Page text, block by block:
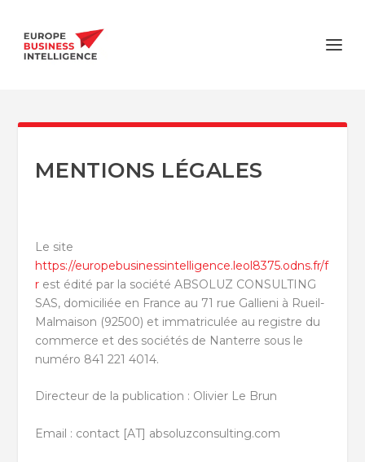
MENTIONS LÉGALES
Le site
https://europebusinessintelligence.leol8375.odns.fr/f
rest édité par la société ABSOLUZ CONSULTING
SAS, domiciliée en France au 71 rue Gallieni à Rueil-
Malmaison (92500) et immatriculée au registre du
commerce et des sociétés de Nanterre sous le
numéro 841 221 4014.
Directeur de la publication : Olivier Le Brun
Email : contact [AT] absoluzconsulting.com